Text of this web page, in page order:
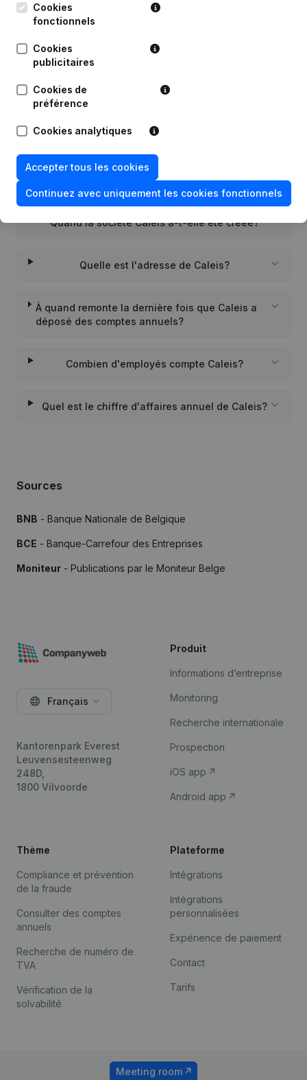
23-07-2021
Personne Morale, Ouverture
Questions fréquemment posées
Quel est le numéro de TVA de Caleis?
Quel est l'identifiant PEPPOL de Caleis?
Quand la société Caleis a-t-elle été créée?
Quelle est l'adresse de Caleis?
À quand remonte la dernière fois que Caleis a
déposé des comptes annuels?
Combien d'employés compte Caleis?
Quel est le chiffre d'affaires annuel de Caleis?
Sources
BNB - Banque Nationale de Belgique
BCE - Banque-Carrefour des Entreprises
Moniteur - Publications par le Moniteur Belge
Cookies
fonctionnels
Cookies
publicitaires
Cookies de
préférence
Cookies analytiques
Accepter tous les cookies
Continuez avec uniquement les cookies fonctionnels
Français
Kantorenpark Everest
Leuvensesteenweg
248D,
1800 Vilvoorde
Produit
Informations d’entreprise
Monitoring
Recherche internationale
Prospection
iOS app
Android app
Thème
Compliance et prévention
de la fraude
Consulter des comptes
annuels
Recherche de numéro de
TVA
Vérification de la
solvabilité
Plateforme
Intégrations
Intégrations
personnalisées
Expérience de paiement
Contact
Tarifs
Meeting room